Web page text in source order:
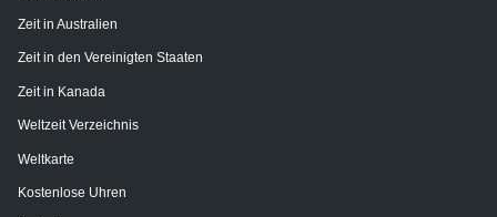
Zeit in Australien
Zeit in den Vereinigten Staaten
Zeit in Kanada
Weltzeit Verzeichnis
Weltkarte
Kostenlose Uhren